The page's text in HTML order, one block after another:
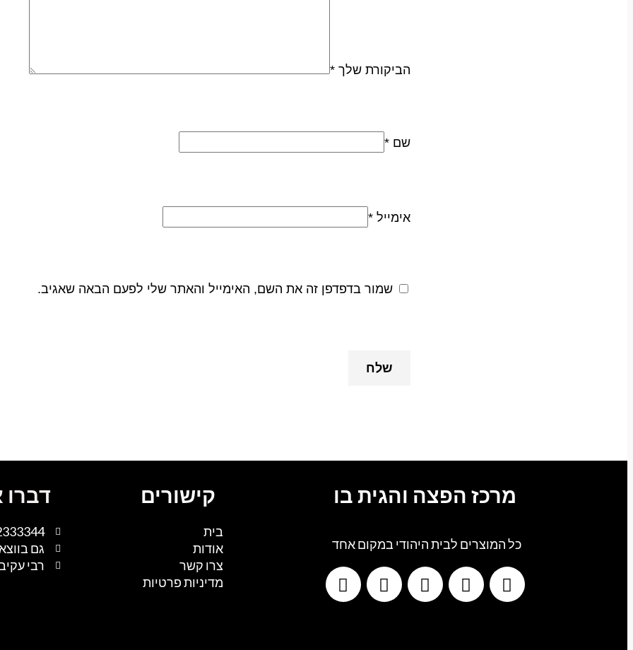
הביקורת שלך *
שם *
אימייל *
שמור בדפדפן זה את השם, האימייל והאתר שלי לפעם הבאה שאגיב.
מרכז הפצה והגית בו
כל המוצרים לבית היהודי במקום אחד
קישורים
בית
אודות
צרו קשר
מדיניות פרטיות
דברו
גם
רבי עקיבא 1,